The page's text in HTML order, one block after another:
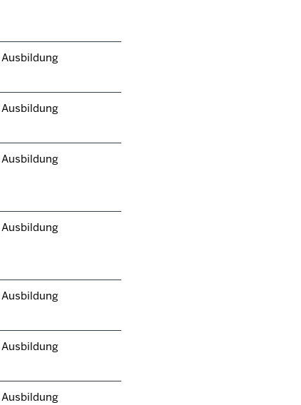
Ausbildung
Ausbildung
Ausbildung
Ausbildung
Ausbildung
Ausbildung
Ausbildung